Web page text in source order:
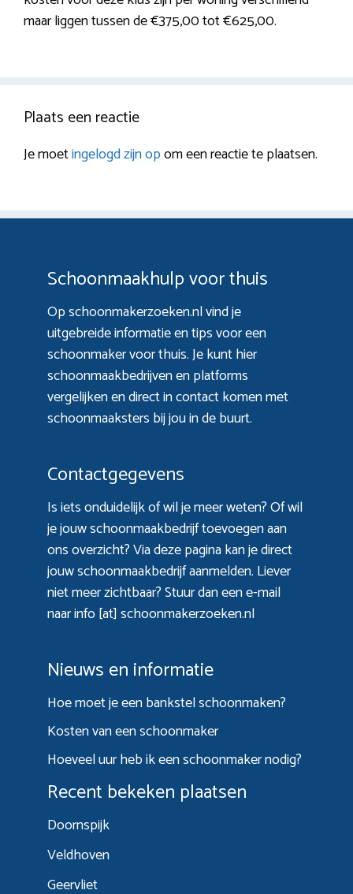
maar liggen tussen de €375,00 tot €625,00.
Plaats een reactie
Je moetingelogd zijn opom een reactie te plaatsen.
Schoonmaakhulp voor thuis
Op schoonmakerzoeken.nl vind je
uitgebreide informatie en tips voor een
schoonmaker voor thuis. Je kunt hier
schoonmaakbedrijven en platforms
vergelijken en direct in contact komen met
schoonmaaksters bij jou in de buurt.
Contactgegevens
Is iets onduidelijk of wil je meer weten? Of wil
je jouw schoonmaakbedrijf toevoegen aan
ons overzicht? Viadeze paginakan je direct
jouw schoonmaakbedrijf aanmelden. Liever
niet meer zichtbaar? Stuur dan een e-mail
naar info [at] schoonmakerzoeken.nl
Nieuws en informatie
Hoe moet je een bankstel schoonmaken?
Kosten van een schoonmaker
Hoeveel uur heb ik een schoonmaker nodig?
Recent bekeken plaatsen
Doornspijk
Veldhoven
Geervliet